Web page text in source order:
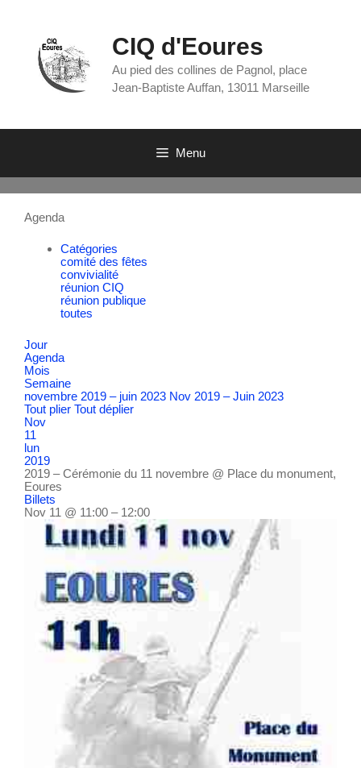
CIQ d'Eoures
Au pied des collines de Pagnol, place
Jean-Baptiste Auffan, 13011 Marseille
Menu
Agenda
Catégories
comité des fêtes
convivialité
réunion CIQ
réunion publique
toutes
Jour
Agenda
Mois
Semaine
novembre 2019 – juin 2023 Nov 2019 – Juin 2023
Tout plier Tout déplier
Nov
11
lun
2019
2019 – Cérémonie du 11 novembre @ Place du monument,
Eoures
Billets
Nov 11 @ 11:00 – 12:00